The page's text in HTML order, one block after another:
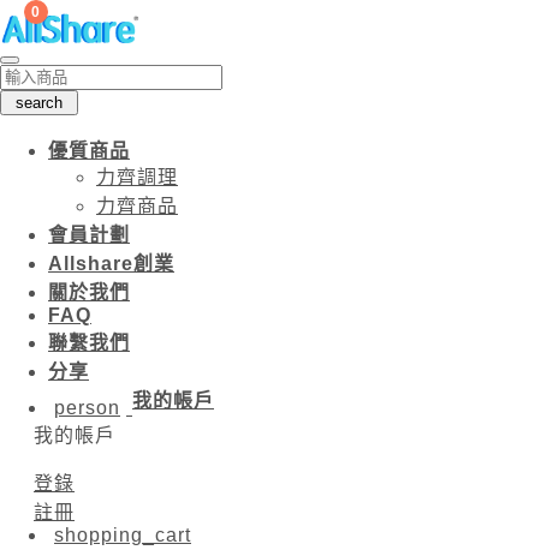
search
優質商品
力齊調理
力齊商品
會員計劃
Allshare創業
關於我們
FAQ
聯繫我們
分享
person
我的帳戶
我的帳戶
登錄
註冊
shopping_cart
0